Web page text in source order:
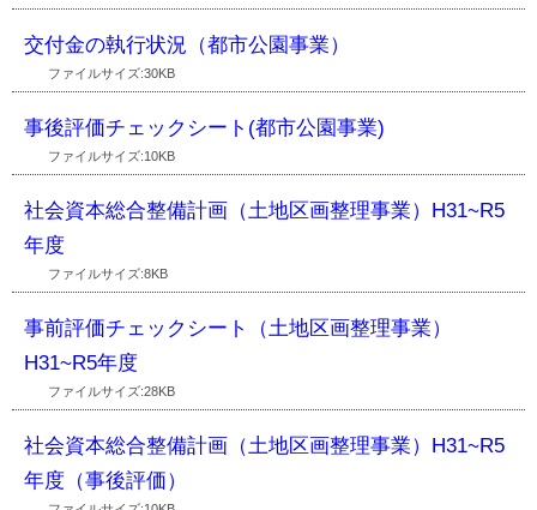
交付金の執行状況（都市公園事業）
ファイルサイズ:30KB
事後評価チェックシート(都市公園事業)
ファイルサイズ:10KB
社会資本総合整備計画（土地区画整理事業）H31~R5
年度
ファイルサイズ:8KB
事前評価チェックシート（土地区画整理事業）
H31~R5年度
ファイルサイズ:28KB
社会資本総合整備計画（土地区画整理事業）H31~R5
年度（事後評価）